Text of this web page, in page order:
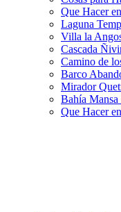
Que Hacer
Laguna
Villa la
Cascada
Camino de
Barco
Mirador
Bahía
Que Hacer